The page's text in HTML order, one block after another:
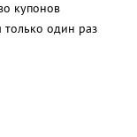
купонов
один раз